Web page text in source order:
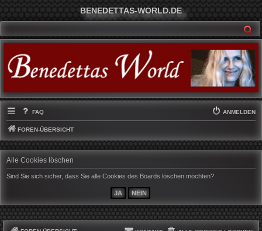
BENEDETTAS-WORLD.DE
FAQ ANMELDEN
FOREN-ÜBERSICHT
Alle Cookies löschen
Sind Sie sich sicher, dass Sie alle Cookies des Boards löschen möchten?